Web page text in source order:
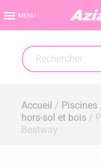
 MENU
Accueil Piscines
hors-sol et bois
Bestway